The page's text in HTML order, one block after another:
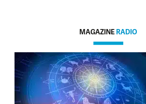
MAGAZINE RADIO